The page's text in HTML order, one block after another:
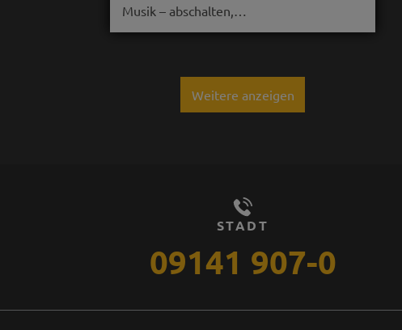
Musik – abschalten,…
Weitere anzeigen
STADT
09141 907-0